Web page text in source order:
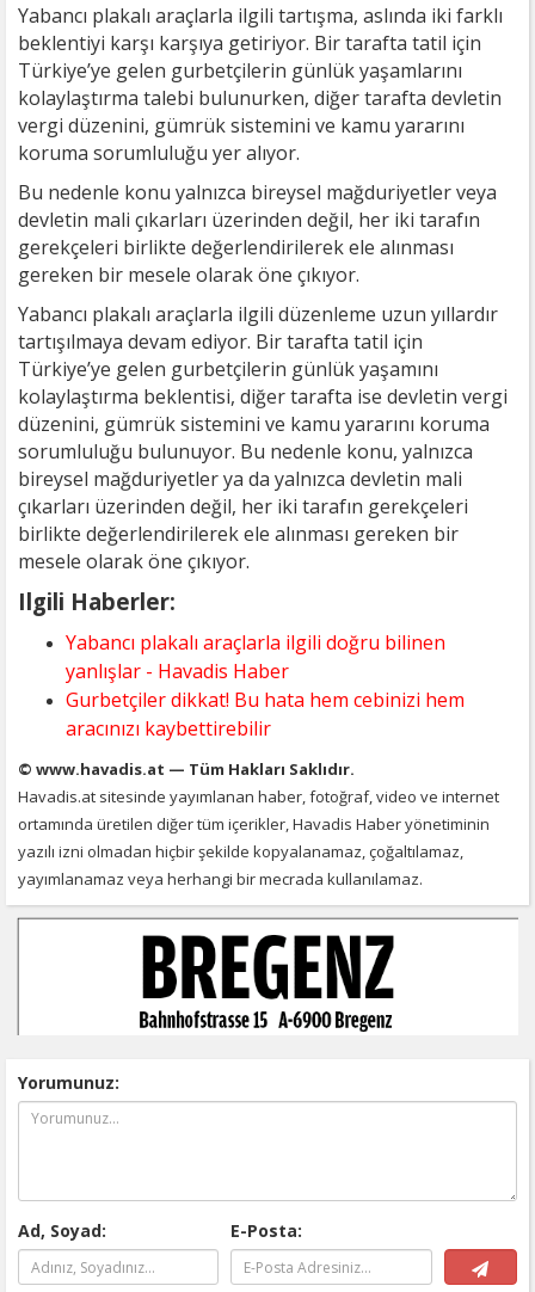
Yabancı plakalı araçlarla ilgili tartışma, aslında iki farklı
beklentiyi karşı karşıya getiriyor. Bir tarafta tatil için
Türkiye’ye gelen gurbetçilerin günlük yaşamlarını
kolaylaştırma talebi bulunurken, diğer tarafta devletin
vergi düzenini, gümrük sistemini ve kamu yararını
koruma sorumluluğu yer alıyor.
Bu nedenle konu yalnızca bireysel mağduriyetler veya
devletin mali çıkarları üzerinden değil, her iki tarafın
gerekçeleri birlikte değerlendirilerek ele alınması
gereken bir mesele olarak öne çıkıyor.
Yabancı plakalı araçlarla ilgili düzenleme uzun yıllardır
tartışılmaya devam ediyor. Bir tarafta tatil için
Türkiye’ye gelen gurbetçilerin günlük yaşamını
kolaylaştırma beklentisi, diğer tarafta ise devletin vergi
düzenini, gümrük sistemini ve kamu yararını koruma
sorumluluğu bulunuyor. Bu nedenle konu, yalnızca
bireysel mağduriyetler ya da yalnızca devletin mali
çıkarları üzerinden değil, her iki tarafın gerekçeleri
birlikte değerlendirilerek ele alınması gereken bir
mesele olarak öne çıkıyor.
Ilgili Haberler:
Yabancı plakalı araçlarla ilgili doğru bilinen
yanlışlar - Havadis Haber
Gurbetçiler dikkat! Bu hata hem cebinizi hem
aracınızı kaybettirebilir
© www.havadis.at — Tüm Hakları Saklıdır.
Havadis.at sitesinde yayımlanan haber, fotoğraf, video ve internet
ortamında üretilen diğer tüm içerikler, Havadis Haber yönetiminin
yazılı izni olmadan hiçbir şekilde kopyalanamaz, çoğaltılamaz,
yayımlanamaz veya herhangi bir mecrada kullanılamaz.
Yorumunuz:
Ad, Soyad: E-Posta: